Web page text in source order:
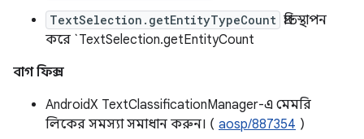
TextSelection.getEntityTypeCount প্রতিস্থাপন
করে `TextSelection.getEntityCount
বাগ ফিক্স
AndroidX TextClassificationManager-এ মেমরি
লিকের সমস্যা সমাধান করুন। ( aosp/887354 )